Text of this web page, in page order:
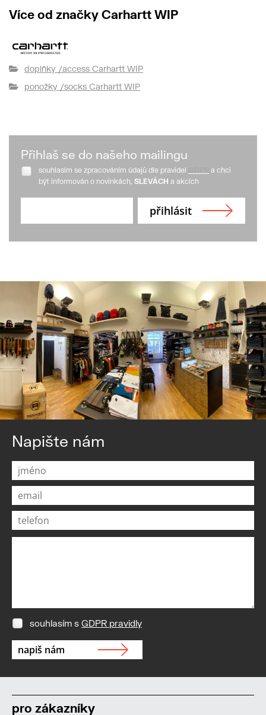
Více od značky Carhartt WIP
doplňky /access Carhartt WIP
ponožky /socks Carhartt WIP
Přihlaš se do našeho mailingu
souhlasím se zpracováním údajů dle pravidel
a chci
být informován o novinkách, SLEVÁCH a akcích
Napište nám
souhlasím s GDPR pravidly
pro zákazníky